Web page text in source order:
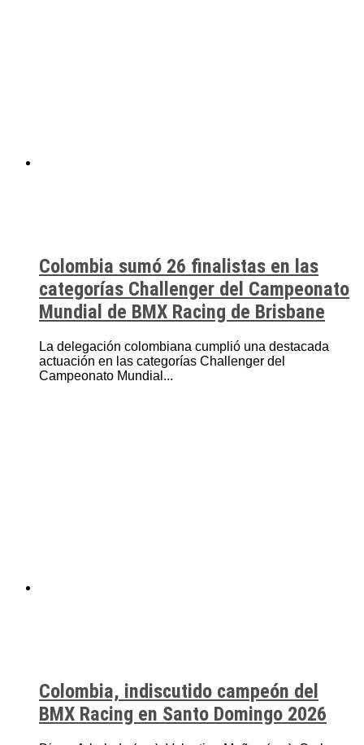
Colombia sumó 26 finalistas en las
categorías Challenger del Campeonato
Mundial de BMX Racing de Brisbane
La delegación colombiana cumplió una destacada
actuación en las categorías Challenger del
Campeonato Mundial...
Colombia, indiscutido campeón del
BMX Racing en Santo Domingo 2026